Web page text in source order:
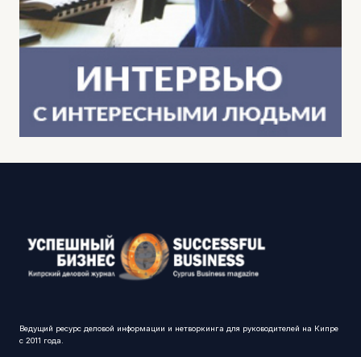
Ведущий ресурс деловой информации и нетворкинга для руководителей на Кипре
с 2011 года.